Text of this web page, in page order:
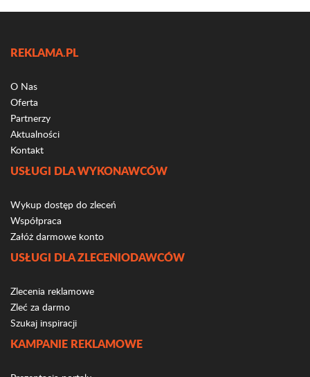
REKLAMA.PL
O Nas
Oferta
Partnerzy
Aktualności
Kontakt
USŁUGI DLA WYKONAWCÓW
Wykup dostęp do zleceń
Współpraca
Załóż darmowe konto
USŁUGI DLA ZLECENIODAWCÓW
Zlecenia reklamowe
Zleć za darmo
Szukaj inspiracji
KAMPANIE REKLAMOWE